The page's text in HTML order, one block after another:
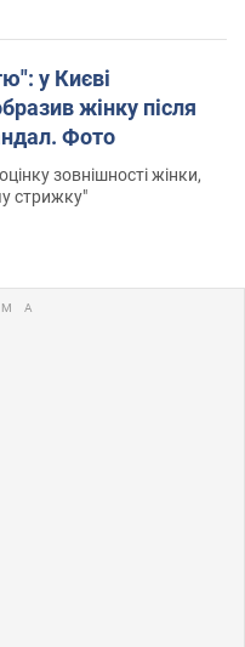
у Києві
жінку після
Фото
зовнішності жінки,
стрижку"